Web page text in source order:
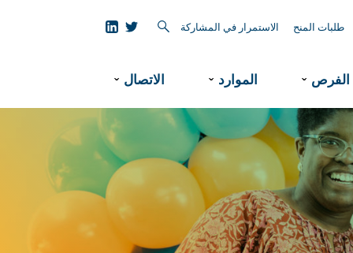
طلبات المنح الاستمرار في المشاركة
الفرص ˇ الموارد ˇ الاتصال ˇ